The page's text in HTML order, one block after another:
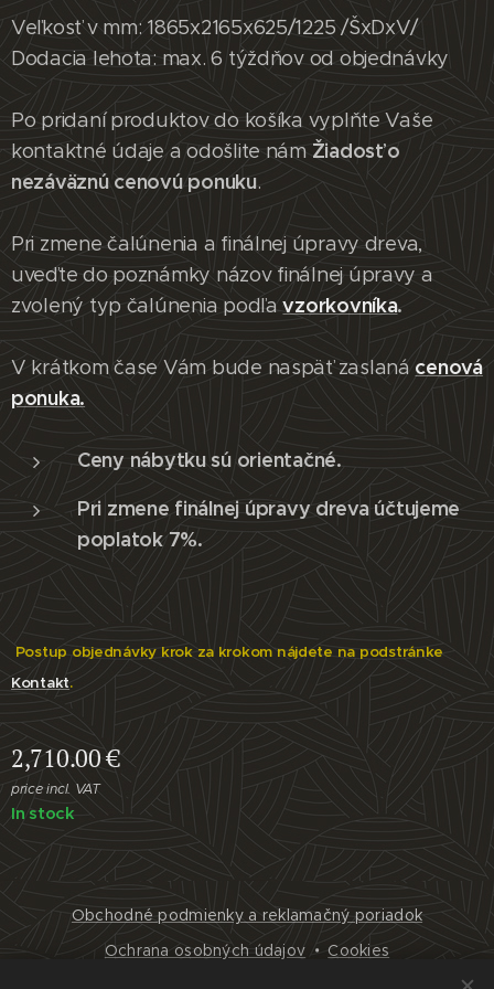
Veľkosť v mm: 1865x2165x625/1225 /ŠxDxV/
Dodacia lehota: max. 6 týždňov od objednávky
Po pridaní produktov do košíka vyplňte Vaše
kontaktné údaje a odošlite nám Žiadosť o
nezáväznú cenovú ponuku.
Pri zmene čalúnenia a finálnej úpravy dreva,
uveďte do poznámky názov finálnej úpravy a
zvolený typ čalúnenia podľavzorkovníka.
V krátkom čase Vám bude naspäť zaslaná cenová
ponuka.
Ceny nábytku sú orientačné.
Pri zmene finálnej úpravy dreva účtujeme
poplatok 7%.
Postup objednávky krok za krokom nájdete na podstránke
Kontakt.
2,710.00€
price incl. VAT
In stock
Obchodné podmienky a reklamačný poriadok
Ochrana osobných údajov
Cookies